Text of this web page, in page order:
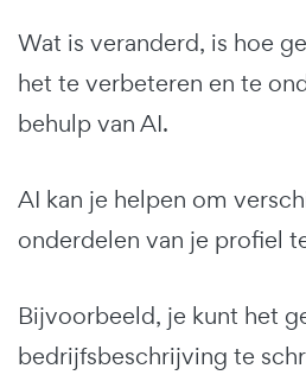
Wat is veranderd, is hoe
het te verbeteren en te
behulp van AI.
AI kan je helpen om
onderdelen van je profiel
Bijvoorbeeld, je kunt het
bedrijfsbeschrijving te